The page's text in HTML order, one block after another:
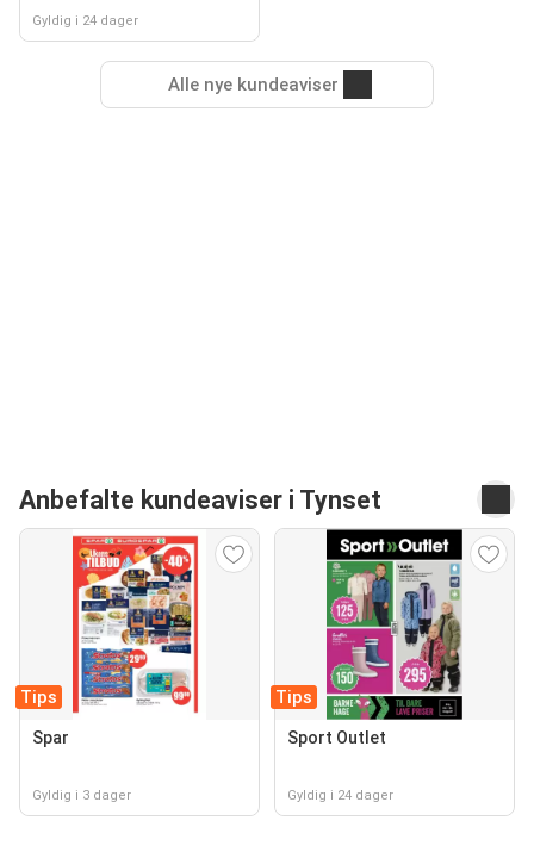
Gyldig i 24 dager
Alle nye kundeaviser
Anbefalte kundeaviser i Tynset
Tips
Spar
Gyldig i 3 dager
Tips
Sport Outlet
Gyldig i 24 dager